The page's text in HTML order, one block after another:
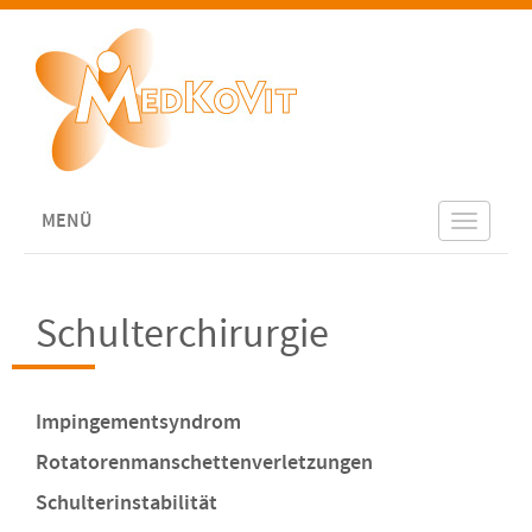
MENÜ
Toggle
Schulterchirurgie
Impingementsyndrom
Rotatorenmanschettenverletzungen
Schulterinstabilität